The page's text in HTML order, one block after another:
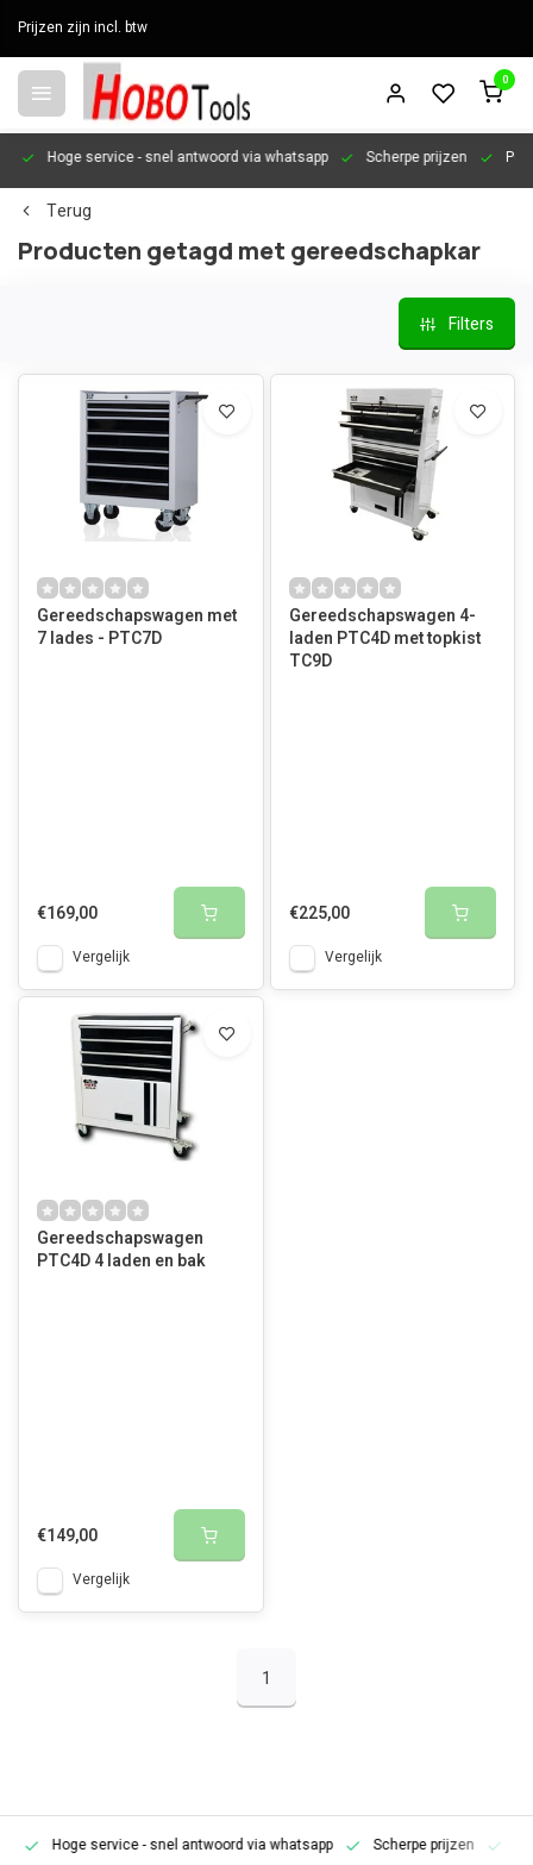
Prijzen zijn incl. btw
0
Hoge service- snel antwoord via whatsapp Scherpe prijzen
Terug
Producten getagd met gereedschapkar
Filters
Gereedschapswagen met
7 lades - PTC7D
€169,00
Vergelijk
Gereedschapswagen 4-
laden PTC4D met topkist
TC9D
€225,00
Vergelijk
Gereedschapswagen
PTC4D 4 laden en bak
€149,00
Vergelijk
1
Hoge service- snel antwoord via whatsapp Scherpe prijzen